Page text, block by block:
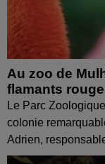
Au zoo de
flamants
Le Parc
colonie
Adrien,